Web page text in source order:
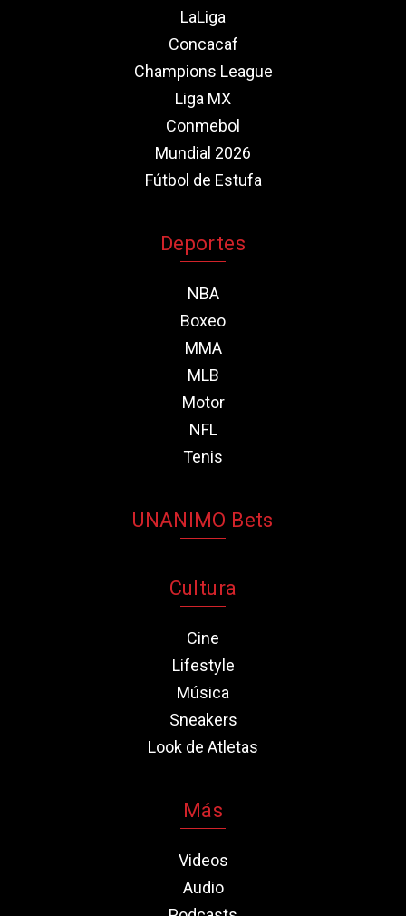
LaLiga
Concacaf
Champions League
Liga MX
Conmebol
Mundial 2026
Fútbol de Estufa
Deportes
NBA
Boxeo
MMA
MLB
Motor
NFL
Tenis
UNANIMO Bets
Cultura
Cine
Lifestyle
Música
Sneakers
Look de Atletas
Más
Videos
Audio